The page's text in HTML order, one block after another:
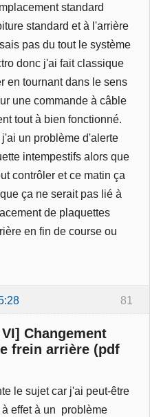
standard
standard et à l'arrière
pas du tout le système
donc j'ai fait classique
en tournant dans le sens
une commande à câble
tout à bien fonctionné.
un problème d'alerte
intempestifs alors que
contrôler et ce matin ça
ça ne serait pas lié à
de plaquettes
en fin de course ou
81
Changement
frein arrière (pdf
le sujet car j'ai peut-être
effet à un problème